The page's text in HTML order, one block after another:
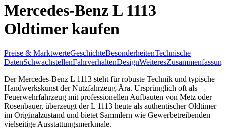
Mercedes-Benz L 1113
Oldtimer kaufen
Preise & MarktwerteGeschichteBesonderheitenTechnische
DatenSchwachstellenFahrverhaltenDesignWeiteresZusammenfassung
Der Mercedes-Benz L 1113 steht für robuste Technik und typische
Handwerkskunst der Nutzfahrzeug-Ära. Ursprünglich oft als
Feuerwehrfahrzeug mit professionellen Aufbauten von Metz oder
Rosenbauer, überzeugt der L 1113 heute als authentischer Oldtimer
im Originalzustand und bietet Sammlern wie Gewerbetreibenden
vielseitige Ausstattungsmerkmale.